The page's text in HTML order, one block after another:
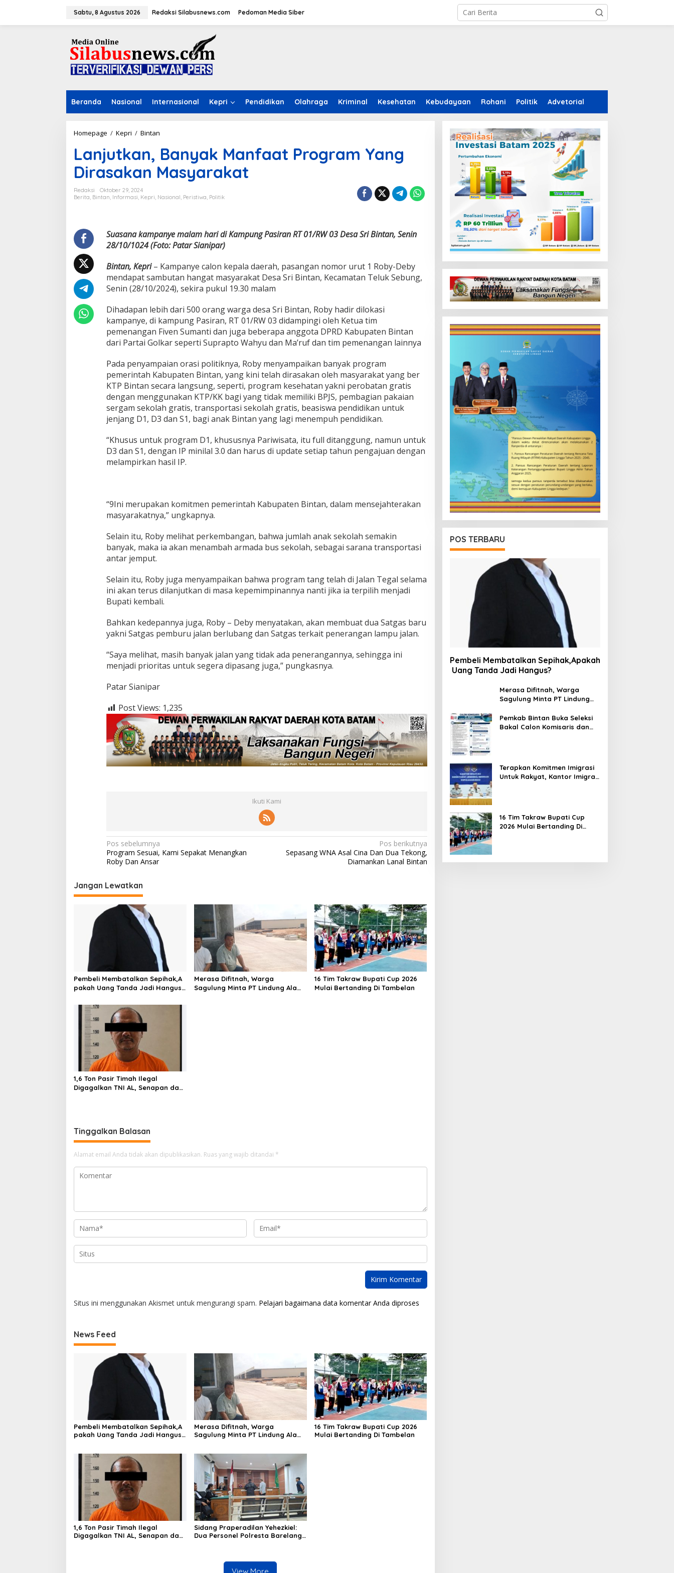
Sabtu, 8 Agustus 2026 Redaksi Silabusnews.com Pedoman Media Siber
Beranda Nasional Internasional Kepri Pendidikan Olahraga Kriminal Kesehatan Kebudayaan Rohani Politik Advetorial
Homepage / Kepri / Bintan
n
j
u
a
a
n
y
k
M
a
f
a
a
t
P
g
r
a
m
Y
a
n
D
i
r
a
a
n
M
s
y
k
a
t
Lanjutkan, Banyak Manfaat Program Yang
Dirasakan Masyarakat
Redaksi
Oktober 29, 2024
Berita, Bintan, Informasi, Kepri, Nasional, Peristiwa, Politik
Suasana kampanye malam hari di Kampung Pasiran RT 01/RW 03 Desa Sri Bintan, Senin
28/10/1024 (Foto: Patar Sianipar)
Bintan, Kepri– Kampanye calon kepala daerah, pasangan nomor urut 1 Roby-Deby
mendapat sambutan hangat masyarakat Desa Sri Bintan, Kecamatan Teluk Sebung,
Senin (28/10/2024), sekira pukul 19.30 malam
Dihadapan lebih dari 500 orang warga desa Sri Bintan, Roby hadir dilokasi
kampanye, di kampung Pasiran, RT 01/RW 03 didampingi oleh Ketua tim
pemenangan Fiven Sumanti dan juga beberapa anggota DPRD Kabupaten Bintan
dari Partai Golkar seperti Suprapto Wahyu dan Ma’ruf dan tim pemenangan lainnya
Pada penyampaian orasi politiknya, Roby menyampaikan banyak program
pemerintah Kabupaten Bintan, yang kini telah dirasakan oleh masyarakat yang ber
KTP Bintan secara langsung, seperti, program kesehatan yakni perobatan gratis
dengan menggunakan KTP/KK bagi yang tidak memiliki BPJS, pembagian pakaian
sergam sekolah gratis, transportasi sekolah gratis, beasiswa pendidikan untuk
jenjang D1, D3 dan S1, bagi anak Bintan yang lagi menempuh pendidikan.
“Khusus untuk program D1, khususnya Pariwisata, itu full ditanggung, namun untuk
D3 dan S1, dengan IP minilal 3.0 dan harus di update setiap tahun pengajuan dengan
melampirkan hasil IP.
“9Ini merupakan komitmen pemerintah Kabupaten Bintan, dalam mensejahterakan
masyarakatnya,” ungkapnya.
Selain itu, Roby melihat perkembangan, bahwa jumlah anak sekolah semakin
banyak, maka ia akan menambah armada bus sekolah, sebagai sarana transportasi
antar jemput.
Selain itu, Roby juga menyampaikan bahwa program tang telah di Jalan Tegal selama
ini akan terus dilanjutkan di masa kepemimpinannya nanti jika ia terpilih menjadi
Bupati kembali.
Bahkan kedepannya juga, Roby – Deby menyatakan, akan membuat dua Satgas baru
yakni Satgas pemburu jalan berlubang dan Satgas terkait penerangan lampu jalan.
“Saya melihat, masih banyak jalan yang tidak ada penerangannya, sehingga ini
menjadi prioritas untuk segera dipasang juga,” pungkasnya.
Patar Sianipar
Post Views: 1,235
Ikuti Kami
N
a
i
g
a
o
s
Pos sebelumnya
Program Sesuai, Kami Sepakat Menangkan
Roby Dan Ansar
Pos berikutnya
Sepasang WNA Asal Cina Dan Dua Tekong,
Diamankan Lanal Bintan
Jangan Lewatkan
Pembeli Membatalkan Sepihak,A
pakah Uang Tanda Jadi Hangus?
Merasa Difitnah, Warga
Sagulung Minta PT Lindung Alam
16 Tim Takraw Bupati Cup 2026
Mulai Bertanding Di Tambelan
1,6 Ton Pasir Timah Ilegal
Digagalkan TNI AL, Senapan dan
Tinggalkan Balasan
Alamat email Anda tidak akan dipublikasikan. Ruas yang wajib ditandai *
Situs ini menggunakan Akismet untuk mengurangi spam. Pelajari bagaimana data komentar Anda diproses
News Feed
Pembeli Membatalkan Sepihak,A
pakah Uang Tanda Jadi Hangus?
Merasa Difitnah, Warga
Sagulung Minta PT Lindung Alam
16 Tim Takraw Bupati Cup 2026
Mulai Bertanding Di Tambelan
1,6 Ton Pasir Timah Ilegal
Digagalkan TNI AL, Senapan dan
Sidang Praperadilan Yehezkiel:
Dua Personel Polresta Barelang
POS TERBARU
Pembeli Membatalkan Sepihak,Apakah
Uang Tanda Jadi Hangus?
Merasa Difitnah, Warga
Sagulung Minta PT Lindung
Perlakuan Merendahkan
Masyarakat
Pemkab Bintan Buka Seleksi
Bakal Calon Komisaris dan
Terapkan Komitmen Imigrasi
Untuk Rakyat, Kantor Imigrasi
16 Tim Takraw Bupati Cup
2026 Mulai Bertanding Di